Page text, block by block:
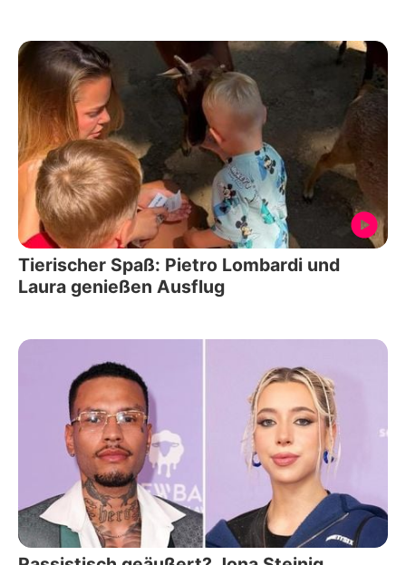
Tierischer Spaß: Pietro Lombardi und
Laura genießen Ausflug